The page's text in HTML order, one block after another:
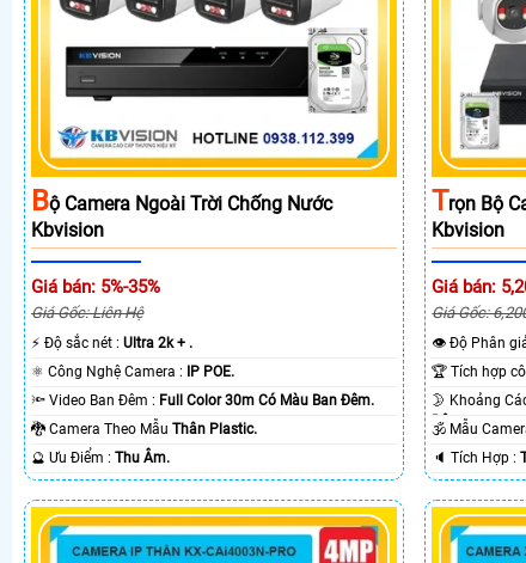
BỘ Camera Ngoài Trời Chống Nước
Kbvision
Giá bán: 5%-35%
Giá Gốc: Liên Hệ
️⚡ Độ sắc nét : Ultra 2k + .
⚛️ Công Nghệ Camera :
IP POE.
🔦 Video Ban Đêm : Full Color 30m Có Màu Ban Ðêm.
🐉️ Camera Theo Mẫu Thân Plastic.
️🔮 Ưu Điểm : Thu Âm.
TRọn Bộ
Kbvision
Giá bán:
Giá Gốc:
👁 Độ Phân
Ðêm.🕉️ Mẫu
️🔈 Tích Hợp :